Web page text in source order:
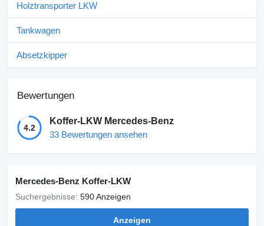
Holztransporter LKW
Tankwagen
Absetzkipper
Bewertungen
4.2
Koffer-LKW Mercedes-Benz
33 Bewertungen ansehen
Mercedes-Benz Koffer-LKW
Suchergebnisse: 590 Anzeigen
Anzeigen